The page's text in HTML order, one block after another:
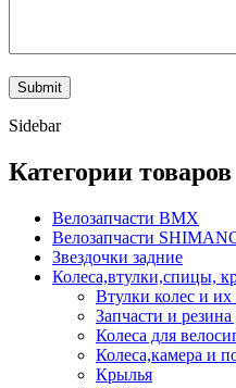
Sidebar
Категории товаров
Велозапчасти BMX
Велозапчасти
Звездочки задние
Колеса,втулки,спицы,
Втулки колес и
Запчасти и
Колеса для
Колеса,камера и
Крылья